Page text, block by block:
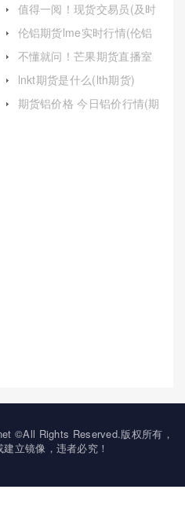
值得一阅！现货交易员(及时
调整自己的交易策略和知识
结构)
伦铝期货lme实时行情(伦铝
期货实时行情走势)
不懂就问！芒果期货直播室
在线喊单（全面解读与应用
指南）
lnkt期货是什么(lth期货)
期货铝价格 今日铝价行情(期
©All Rights Reserved.版权所有，
立镜像，违者必究！